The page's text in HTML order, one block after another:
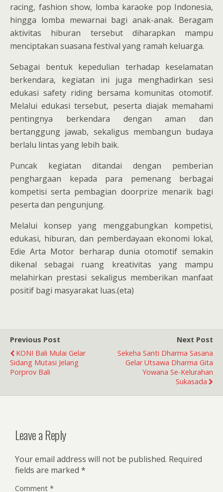
racing, fashion show, lomba karaoke pop Indonesia,
hingga lomba mewarnai bagi anak-anak. Beragam
aktivitas hiburan tersebut diharapkan mampu
menciptakan suasana festival yang ramah keluarga.
Sebagai bentuk kepedulian terhadap keselamatan
berkendara, kegiatan ini juga menghadirkan sesi
edukasi safety riding bersama komunitas otomotif.
Melalui edukasi tersebut, peserta diajak memahami
pentingnya berkendara dengan aman dan
bertanggung jawab, sekaligus membangun budaya
berlalu lintas yang lebih baik.
Puncak kegiatan ditandai dengan pemberian
penghargaan kepada para pemenang berbagai
kompetisi serta pembagian doorprize menarik bagi
peserta dan pengunjung.
Melalui konsep yang menggabungkan kompetisi,
edukasi, hiburan, dan pemberdayaan ekonomi lokal,
Edie Arta Motor berharap dunia otomotif semakin
dikenal sebagai ruang kreativitas yang mampu
melahirkan prestasi sekaligus memberikan manfaat
positif bagi masyarakat luas.(eta)
Previous Post
KONI Bali Mulai Gelar
Sidang Mutasi Jelang
Porprov Bali
Next Post
Sekeha Santi Dharma Sasana
Gelar Utsawa Dharma Gita
Yowana Se-Kelurahan
Sukasada
Leave a Reply
Your email address will not be published. Required
fields are marked *
Comment *